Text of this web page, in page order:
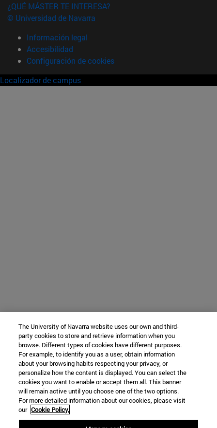
¿QUÉ MÁSTER TE INTERESA?
© Universidad de Navarra
Información legal
Accesibilidad
Configuración de cookies
Localizador de campus
The University of Navarra website uses our own and third-
party cookies to store and retrieve information when you
browse. Different types of cookies have different purposes.
For example, to identify you as a user, obtain information
about your browsing habits respecting your privacy, or
personalize how the content is displayed. You can select the
cookies you want to enable or accept them all. This banner
will remain active until you choose one of the two options.
For more detailed information about our cookies, please visit
our Cookie Policy.